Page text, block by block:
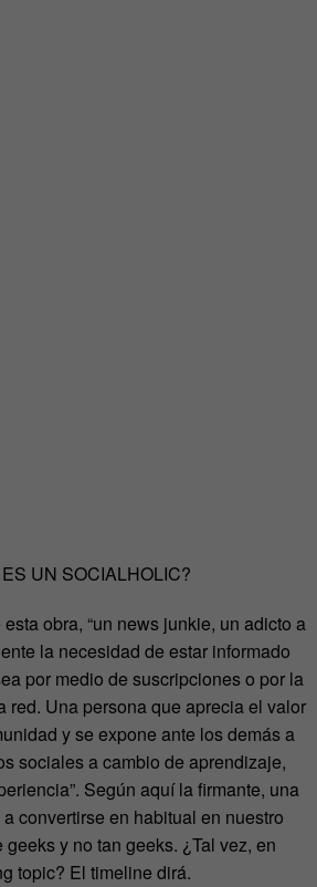
UN SOCIALHOLIC?
obra, “un news junkie, un adicto a
la necesidad de estar informado
por medio de suscripciones o por la
red. Una persona que aprecia el valor
y se expone ante los demás a
sociales a cambio de aprendizaje,
Según aquí la firmante, una
convertirse en habitual en nuestro
y no tan geeks. ¿Tal vez, en
topic? El timeline dirá.